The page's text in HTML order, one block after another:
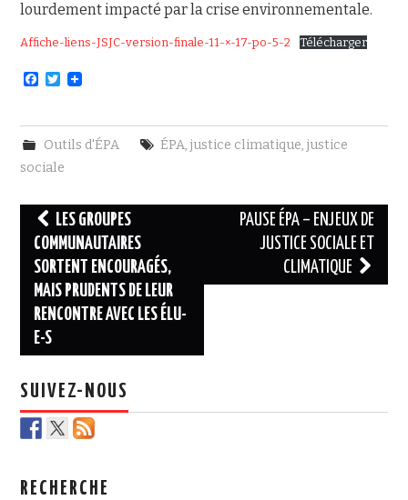
lourdement impacté par la crise environnementale.
Affiche-liens-JSJC-version-finale-11-×-17-po-5-2 Télécharger
F
e
b
o
o
T
t
t
e
r
Outils d'ÉPA ÉPA, justice climatique, justice
sociale
Navigation
des
articles
LES GROUPES
COMMUNAUTAIRES
SORTENT ENCOURAGÉS,
MAIS PRUDENTS DE LEUR
RENCONTRE AVEC LES ÉLU-
E-S
PAUSE ÉPA – ENJEUX DE
JUSTICE SOCIALE ET
CLIMATIQUE
SUIVEZ-NOUS
RECHERCHE